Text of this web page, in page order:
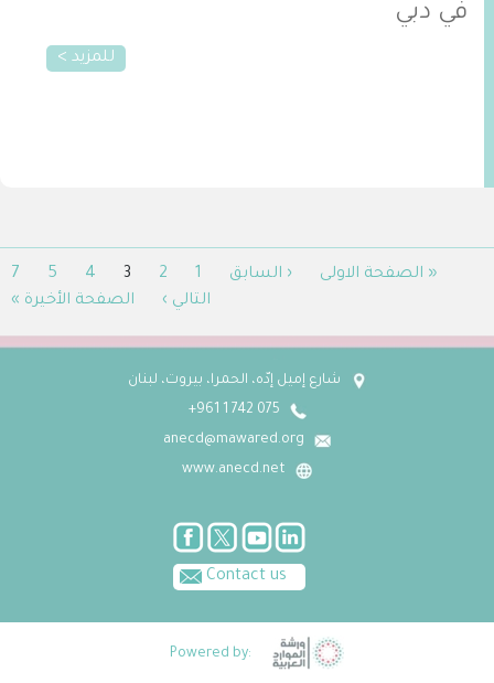
في دبي
للمزيد >
« الصفحة الاولى ‹ السابق 1
2
3
4
5
7
التالي ›
الصفحة الأخيرة »
شارع إميل إدّه، الحمرا، بيروت، لبنان
075 742 1 961+
anecd@mawared.org
www.anecd.net
Contact us
Powered by: